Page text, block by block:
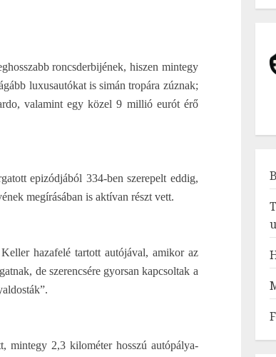
roncsderbijének, hiszen mintegy
luxusautókat is simán tropára zúznak;
valamint egy közel 9 millió eurót érő
epizódjából 334-ben szerepelt eddig,
megírásában is aktívan részt vett.
hazafelé tartott autójával, amikor az
de szerencsére gyorsan kapcsoltak a
mintegy 2,3 kilométer hosszú autópálya-